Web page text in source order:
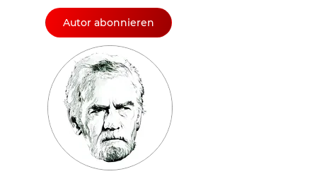
Autor abonnieren